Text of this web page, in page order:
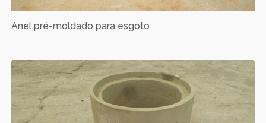
Anel pré-moldado para esgoto